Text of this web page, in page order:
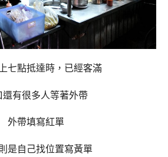
七點抵達時，已經客滿
還有很多人等著外帶
外帶填寫紅單
是自己找位置寫黃單